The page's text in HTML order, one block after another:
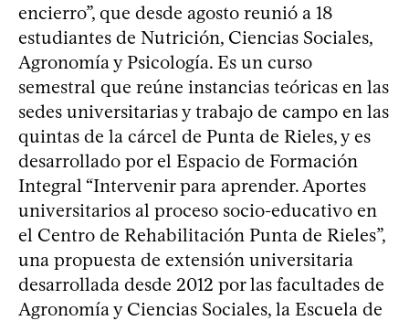
encierro”, que desde agosto reunió a 18
estudiantes de Nutrición, Ciencias Sociales,
Agronomía y Psicología. Es un curso
semestral que reúne instancias teóricas en las
sedes universitarias y trabajo de campo en las
quintas de la cárcel de Punta de Rieles, y es
desarrollado por el Espacio de Formación
Integral “Intervenir para aprender. Aportes
universitarios al proceso socio-educativo en
el Centro de Rehabilitación Punta de Rieles”,
una propuesta de extensión universitaria
desarrollada desde 2012 por las facultades de
Agronomía y Ciencias Sociales, la Escuela de